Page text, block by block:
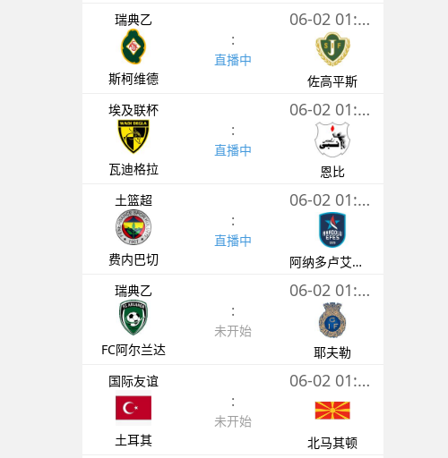
瑞典乙
斯柯维德
:
直播中
06-02 01:00
佐高平斯
埃及联杯
瓦迪格拉
:
直播中
06-02 01:00
恩比
土篮超
费内巴切
:
直播中
06-02 01:00
阿纳多卢艾菲斯
瑞典乙
FC阿尔兰达
:
未开始
06-02 01:30
耶夫勒
国际友谊
土耳其
:
未开始
06-02 01:30
北马其顿